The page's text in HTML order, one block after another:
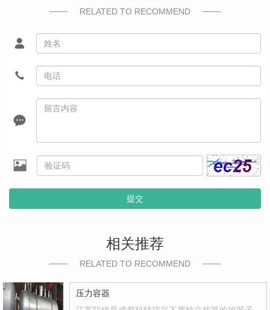
RELATED TO RECOMMEND
提交
相关推荐
RELATED TO RECOMMEND
压力容器